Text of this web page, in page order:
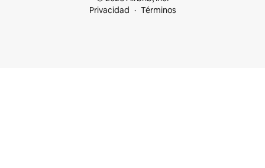
Privacidad
Términos